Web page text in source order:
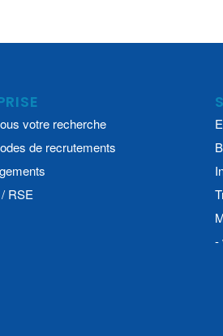
votre recherche
de recrutements
RSE
-